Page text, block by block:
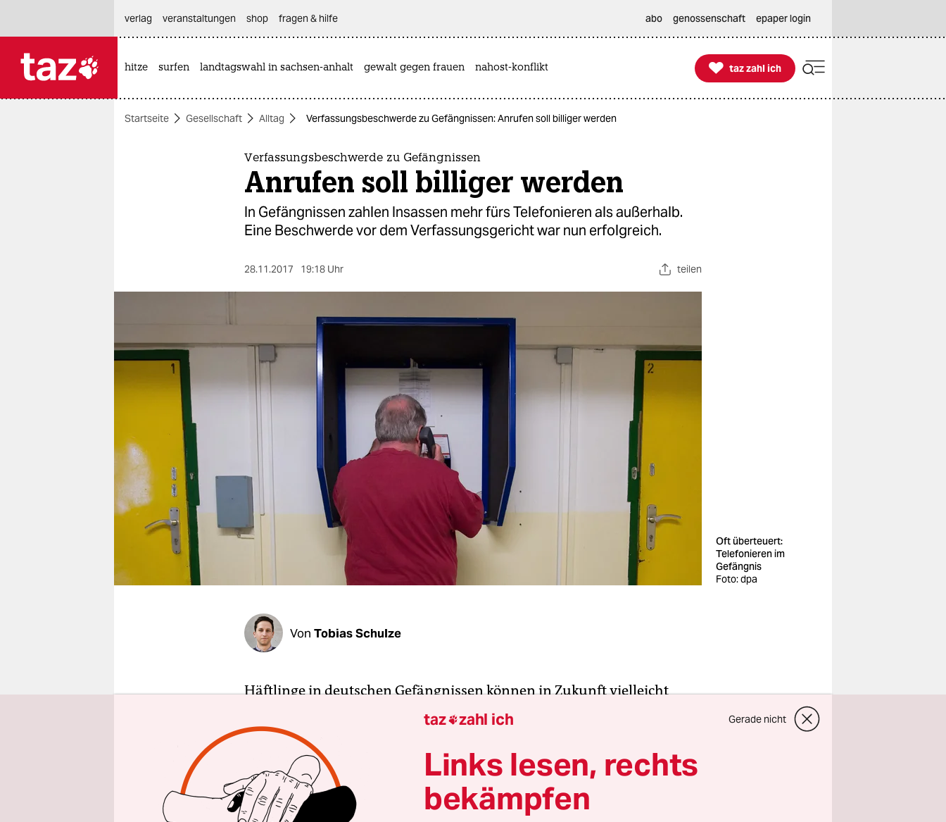
themen
nord
wahrheit
verlag
veranstaltungen
shop
fragen & hilfe
unterstützen
abo
verlag
veranstaltungen shop fragen & hilfe abo genossenschaft epaper login
hitze surfen landtagswahl in sachsen-anhalt gewalt gegen frauen nahost-konflikt 
taz zahl ich
taz zahl ich
Startseite Gesellschaft Alltag Verfassungsbeschwerde zu Gefängnissen: Anrufen soll billiger werden
Verfassungsbeschwerde zu Gefängnissen
Anrufen soll billiger werden
In Gefängnissen zahlen Insassen mehr fürs Telefonieren als außerhalb.
Eine Beschwerde vor dem Verfassungsgericht war nun erfolgreich.
28.11.2017 19:18 Uhr teilen
Oft überteuert:
Telefonieren im
Gefängnis
Foto: dpa
Von Tobias Schulze
Häftlinge in deutschen Gefängnissen können in Zukunft vielleicht
billiger telefonieren: Das Bundesverfassungsgericht hat der
Beschwerde eines Gefangenen aus Schleswig-Holstein stattgegeben,
die sich gegen hohe Gebühren in den Justizvollzuganstalten richtete.
Zwar müssten Telefone den Gefangenen „nicht entgeltfrei zur
Verfügung gestellt werden“, heißt es in dem Beschluss. „Allerdings
dürfen die Gefangenen auch nicht mit Entgelten belastet werden, die
taz zahl ich Gerade nicht
Links lesen, rechts
bekämpfen